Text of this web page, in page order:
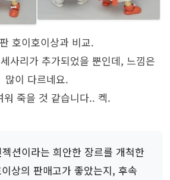
호이호이상과 비교.
사리가 추가되었을 뿐인데, 느낌은
많이 다르네요.
워 죽을 것 같습니다.. 켁.
션이라는 희안한 장르를 개척한
상의 판매고가 좋았는지, 후속